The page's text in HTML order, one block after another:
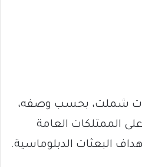
شملت، بحسب وصفه،
الممتلكات العامة
البعثات الدبلوماسية.